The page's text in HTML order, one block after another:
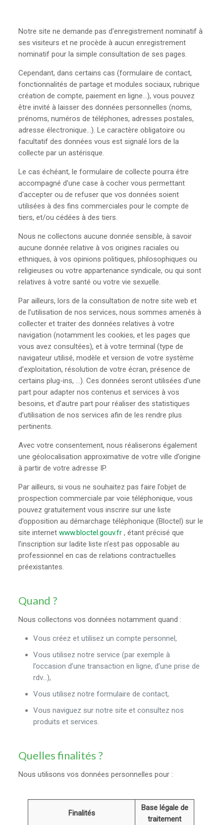
Notre site ne demande pas d'enregistrement nominatif à
ses visiteurs et ne procède à aucun enregistrement
nominatif pour la simple consultation de ses pages.
Cependant, dans certains cas (formulaire de contact,
fonctionnalités de partage et modules sociaux, rubrique
création de compte, paiement en ligne...), vous pouvez
être invité à laisser des données personnelles (noms,
prénoms, numéros de téléphones, adresses postales,
adresse électronique…). Le caractère obligatoire ou
facultatif des données vous est signalé lors de la
collecte par un astérisque.
Le cas échéant, le formulaire de collecte pourra être
accompagné d'une case à cocher vous permettant
d'accepter ou de refuser que vos données soient
utilisées à des fins commerciales pour le compte de
tiers, et/ou cédées à des tiers.
Nous ne collectons aucune donnée sensible, à savoir
aucune donnée relative à vos origines raciales ou
ethniques, à vos opinions politiques, philosophiques ou
religieuses ou votre appartenance syndicale, ou qui sont
relatives à votre santé ou votre vie sexuelle.
Par ailleurs, lors de la consultation de notre site web et
de l’utilisation de nos services, nous sommes amenés à
collecter et traiter des données relatives à votre
navigation (notamment les cookies, et les pages que
vous avez consultées), et à votre terminal (type de
navigateur utilisé, modèle et version de votre système
d’exploitation, résolution de votre écran, présence de
certains plug-ins, …). Ces données seront utilisées d’une
part pour adapter nos contenus et services à vos
besoins, et d’autre part pour réaliser des statistiques
d’utilisation de nos services afin de les rendre plus
pertinents.
Avec votre consentement, nous réaliserons également
une géolocalisation approximative de votre ville d’origine
à partir de votre adresse IP.
Par ailleurs, si vous ne souhaitez pas faire l’objet de
prospection commerciale par voie téléphonique, vous
pouvez gratuitement vous inscrire sur une liste
d’opposition au démarchage téléphonique (Bloctel) sur le
site internet www.bloctel.gouv.fr, étant précisé que
l’inscription sur ladite liste n’est pas opposable au
professionnel en cas de relations contractuelles
préexistantes.
Quand ?
Nous collectons vos données notamment quand :
Vous créez et utilisez un compte personnel,
Vous utilisez notre service (par exemple à
l’occasion d’une transaction en ligne, d’une prise de
rdv…),
Vous utilisez notre formulaire de contact,
Vous naviguez sur notre site et consultez nos
produits et services.
Quelles finalités ?
Nous utilisons vos données personnelles pour :
Finalités
Base légale de
traitement